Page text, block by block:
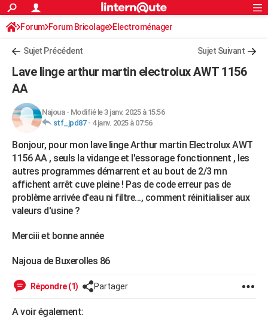
ACTUALITÉS
Politique
Société
Faits Divers
Education
Monde
Villes
+
Programme TV
TNTStreaming
Cinéma
Sorties cinéma
Musique
FINANCE
Retraite
Impôts
Epargne
Immobilier
Risques naturels par ville
Banque
Assurance
Crédit
AUTO
Réserver un essai
Citadines
Forum auto
Mobiles
Meilleur smartphone
Internet
Ordinateurs
Jeux vidéo
Guide high-tech
+BRICOLAGE
Forum
Aménagement intérieur
Extérieur
Cuisine
Salle de bains
Jardinage
Rangement
WEEK-END
Guides de France
Escapades
Patrimoine
Expositions
Musées
Week-end nature
LIFESTYLE
Art de vivre
Bien-être
Loisirs
ModeModes de vie
SANTE
Alimentation
Guide de la santé
Maladies
Médicaments
Sommeil
VOYAGE
Destinations
City break
Voyage nature
Voyage de noces
Forum
Climat
PHOTO
GUIDES D'ACHAT
S'inscrire
Connexion
Forum Forum Bricolage Electroménager
Sujet Précédent Sujet Suivant
Lave linge arthur martin electrolux AWT 1156
AA
Najoua- Modifié le 3 janv. 2025 à 15:56
stf_jpd87- 4 janv. 2025 à 07:56
Bonjour, pour mon lave linge Arthur martin Electrolux AWT
1156 AA , seuls la vidange et l'essorage fonctionnent , les
autres programmes démarrent et au bout de 2/3 mn
affichent arrêt cuve pleine ! Pas de code erreur pas de
problème arrivée d'eau ni filtre..., comment réinitialiser aux
valeurs d'usine ?
Merciii et bonne année
Najoua de Buxerolles 86
Répondre (1) Partager
A voir également: